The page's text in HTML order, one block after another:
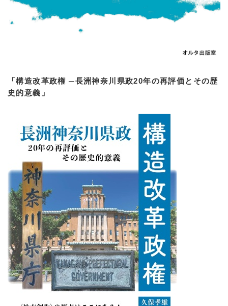
「構造改革政権 ─長洲神奈川県政20年の再評価とその歴
史的意義」